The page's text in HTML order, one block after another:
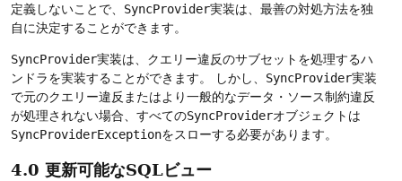
定義しないことで、 SyncProvider実装は、最善の対処方法を独
自に決定することができます。
SyncProvider実装は、クエリー違反のサブセットを処理するハ
ンドラを実装することができます。
しかし、 SyncProvider実装
で元のクエリー違反またはより一般的なデータ・ソース制約違反
が処理されない場合、すべてのSyncProviderオブジェクトは
SyncProviderExceptionをスローする必要があります。
4.0 更新可能なSQLビュー